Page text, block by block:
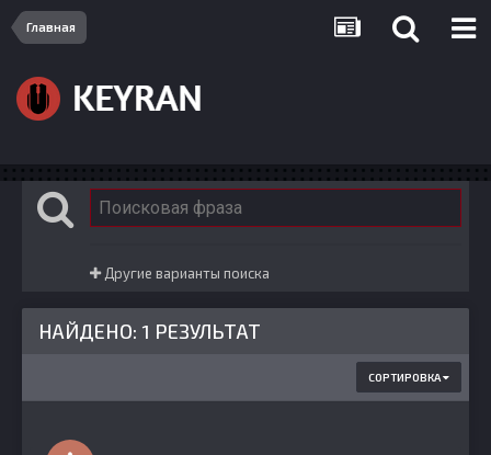
Главная
Другие варианты поиска
НАЙДЕНО: 1 РЕЗУЛЬТАТ
СОРТИРОВКА